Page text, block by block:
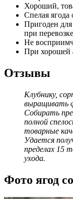
Хороший,
Спелая ягода
Пригоден
при
Не
При хорошей
Отзывы
Клубнику,
выращивать
Собирать
полной
товарные
Удается
пределах 15
ухода.
Фото ягод